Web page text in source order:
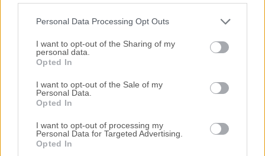
Personal Data Processing Opt Outs
I want to opt-out of the Sharing of my
personal data.
Opted In
I want to opt-out of the Sale of my
Personal Data.
Opted In
I want to opt-out of processing my
Personal Data for Targeted Advertising.
Opted In